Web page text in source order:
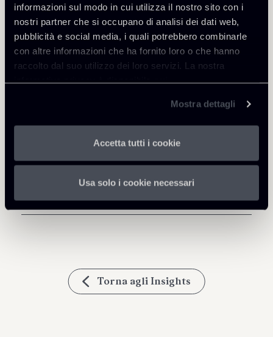
informazioni sul modo in cui utilizza il nostro sito con i
nostri partner che si occupano di analisi dei dati web,
pubblicità e social media, i quali potrebbero combinarle
con altre informazioni che ha fornito loro o che hanno
raccolto dal suo utilizzo dei loro servizi. La nostra
informativa privacy è disponibilequi.
Mostra dettagli
Accetta tutti i cookie
Usa solo i cookie necessari
Approfondisci
Scarica Allegati
260126-Newsalert-Energy-
Torna agli Insights